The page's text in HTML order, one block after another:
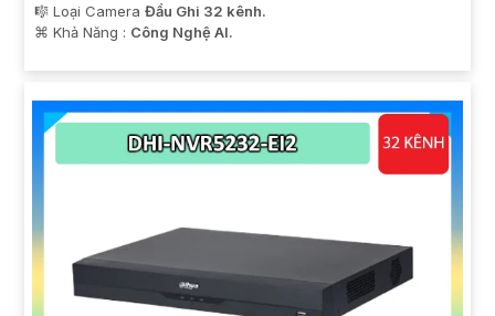
🎼️ Loại Camera Đầu Ghi 32 kênh.
️⌘ Khả Năng : Công Nghệ AI.